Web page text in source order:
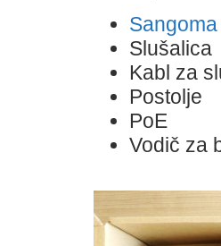
Slušalica
Kabl za
Postolje
PoE
Vodič za